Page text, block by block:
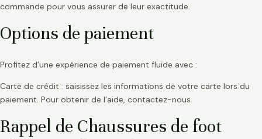
commande pour vous assurer de leur exactitude.
Options de paiement
Profitez d’une expérience de paiement fluide avec :
Carte de crédit : saisissez les informations de votre carte lors du
paiement. Pour obtenir de l’aide, contactez-nous.
Rappel de Chaussures de foot